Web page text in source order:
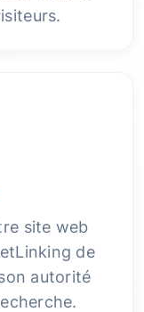
site web
de
autorité